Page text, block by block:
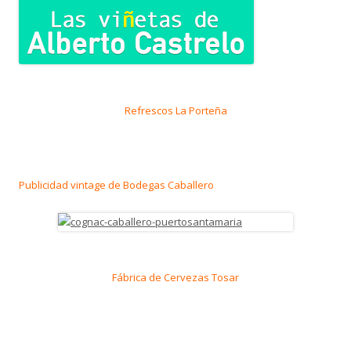
Refrescos La Porteña
Publicidad vintage de Bodegas Caballero
Fábrica de Cervezas Tosar